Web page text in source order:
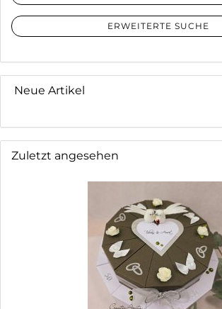
ERWEITERTE SUCHE
Neue Artikel
Zuletzt angesehen